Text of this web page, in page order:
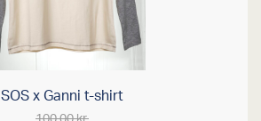
SOS x Ganni t-shirt
100,00kr.